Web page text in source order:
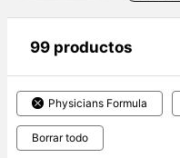
99 productos
Physicians Formula
Borrar todo